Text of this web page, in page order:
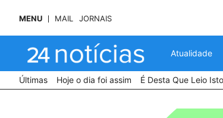
MENU MAIL JORNAIS
Atualidade
Últimas Hoje o dia foi assim É Desta Que Leio Isto